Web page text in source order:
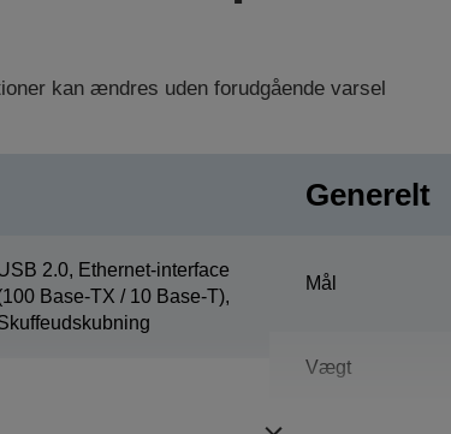
kan ændres uden forudgående varsel
2.0, Ethernet-interface
Base-TX / 10 Base-T),
Generelt
Mål
Vægt